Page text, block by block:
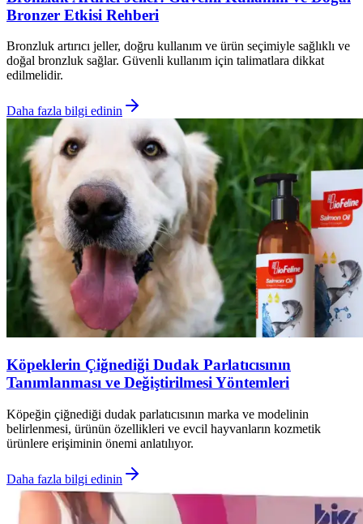
Bronzer Etkisi Rehberi
Bronzluk artırıcı jeller, doğru kullanım ve ürün seçimiyle sağlıklı ve
doğal bronzluk sağlar. Güvenli kullanım için talimatlara dikkat
edilmelidir.
Daha fazla bilgi edinin
Köpeklerin Çiğnediği Dudak Parlatıcısının
Tanımlanması ve Değiştirilmesi Yöntemleri
Köpeğin çiğnediği dudak parlatıcısının marka ve modelinin
belirlenmesi, ürünün özellikleri ve evcil hayvanların kozmetik
ürünlere erişiminin önemi anlatılıyor.
Daha fazla bilgi edinin